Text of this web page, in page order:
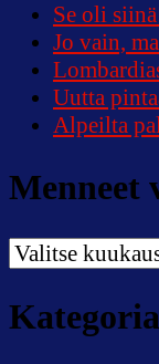
Se oli
Jo vain,
Uutta
Alpeilta
Menneet
Menneet
vuodet,
kaikki
päivät